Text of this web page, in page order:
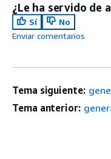
¿Le ha servido de
Sí
No
Enviar comentarios
Tema siguiente:
Tema anterior: